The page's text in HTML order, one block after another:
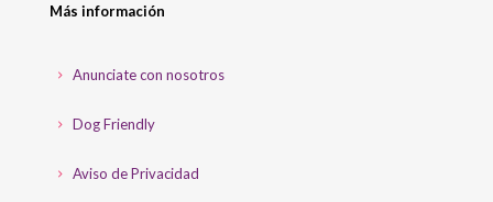
Más información
Anunciate con nosotros
Dog Friendly
Aviso de Privacidad